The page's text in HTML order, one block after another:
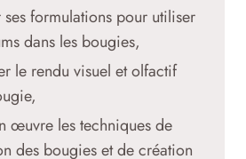
ses formulations pour utiliser
dans les bougies,
le rendu visuel et olfactif
œuvre les techniques de
des bougies et de création